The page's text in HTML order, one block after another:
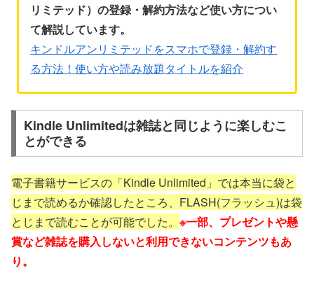
リミテッド）の登録・解約方法など使い方につい
て解説しています。
キンドルアンリミテッドをスマホで登録・解約す
る方法！使い方や読み放題タイトルを紹介
Kindle Unlimitedは雑誌と同じように楽しむこ
とができる
電子書籍サービスの「Kindle Unlimited」では本当に袋と
じまで読めるか確認したところ、FLASH(フラッシュ)は袋
とじまで読むことが可能でした。 ※一部、プレゼントや懸
賞など雑誌を購入しないと利用できないコンテンツもあ
り。